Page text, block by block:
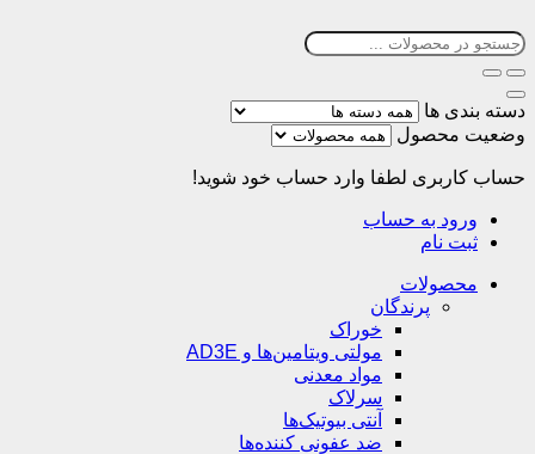
دسته بندی ها
وضعیت محصول
حساب کاربری لطفا وارد حساب خود شوید!
ورود به حساب
ثبت نام
محصولات
پرندگان
خوراک
مولتی ویتامین‌ها و AD3E
مواد معدنی
سرلاک
آنتی بیوتیک‌ها
ضد عفونی کننده‌ها